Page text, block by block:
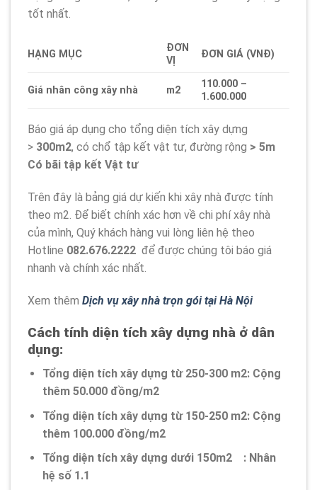
tốt nhất.
HẠNG MỤC
ĐƠN
VỊ
ĐƠN GIÁ (VNĐ)
Giá nhân công xây nhà m2
110.000 –
1.600.000
Báo giá áp dụng cho tổng diện tích xây dựng
> 300m2, có chổ tập kết vật tư, đường rộng > 5m
Có bãi tập kết Vật tư
Trên đây là bảng giá dự kiến khi xây nhà được tính
theo m2. Để biết chính xác hơn về chi phí xây nhà
của mình, Quý khách hàng vui lòng liên hệ theo
Hotline 082.676.2222 để được chúng tôi báo giá
nhanh và chính xác nhất.
Xem thêm Dịch vụ xây nhà trọn gói tại Hà Nội
Cách tính diện tích xây dựng nhà ở dân
dụng:
Tổng diện tích xây dựng từ 250-300 m2: Cộng
thêm 50.000 đồng/m2
Tổng diện tích xây dựng từ 150-250 m2: Cộng
thêm 100.000 đồng/m2
Tổng diện tích xây dựng dưới 150m2 : Nhân
hệ số 1.1